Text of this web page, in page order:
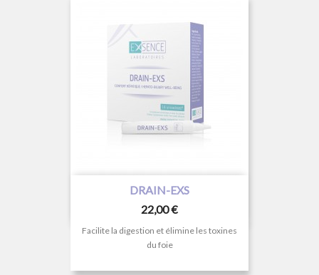
DRAIN-EXS
Prix
22,00 €
Facilite la digestion et élimine les toxines
du foie